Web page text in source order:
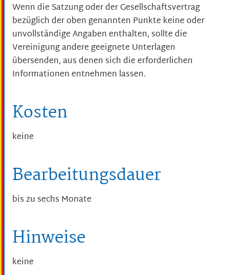
Wenn die Satzung oder der Gesellschaftsvertrag
bezüglich der oben genannten Punkte keine oder
unvollständige Angaben enthalten, sollte die
Vereinigung andere geeignete Unterlagen
übersenden, aus denen sich die erforderlichen
Informationen entnehmen lassen.
Kosten
keine
Bearbeitungsdauer
bis zu sechs Monate
Hinweise
keine